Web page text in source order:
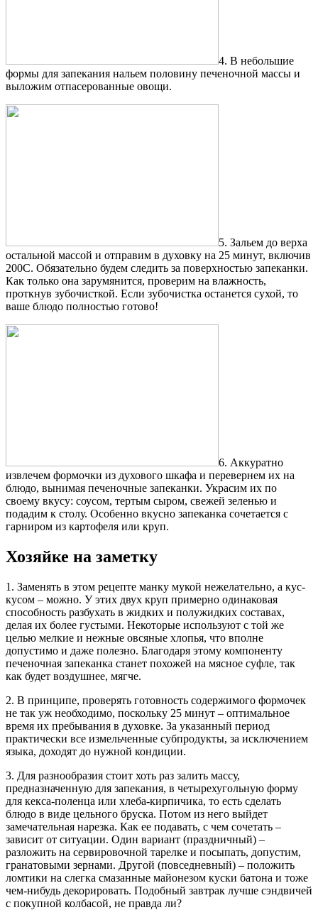
4. В небольшие
формы для запекания нальем половину печеночной массы и
выложим отпасерованные овощи.
5. Зальем до верха
остальной массой и отправим в духовку на 25 минут, включив
200С. Обязательно будем следить за поверхностью запеканки.
Как только она зарумянится, проверим на влажность,
проткнув зубочисткой. Если зубочистка останется сухой, то
ваше блюдо полностью готово!
6. Аккуратно
извлечем формочки из духового шкафа и перевернем их на
блюдо, вынимая печеночные запеканки. Украсим их по
своему вкусу: соусом, тертым сыром, свежей зеленью и
подадим к столу. Особенно вкусно запеканка сочетается с
гарниром из картофеля или круп.
Хозяйке на заметку
1. Заменять в этом рецепте манку мукой нежелательно, а кус-
кусом – можно. У этих двух круп примерно одинаковая
способность разбухать в жидких и полужидких составах,
делая их более густыми. Некоторые используют с той же
целью мелкие и нежные овсяные хлопья, что вполне
допустимо и даже полезно. Благодаря этому компоненту
печеночная запеканка станет похожей на мясное суфле, так
как будет воздушнее, мягче.
2. В принципе, проверять готовность содержимого формочек
не так уж необходимо, поскольку 25 минут – оптимальное
время их пребывания в духовке. За указанный период
практически все измельченные субпродукты, за исключением
языка, доходят до нужной кондиции.
3. Для разнообразия стоит хоть раз залить массу,
предназначенную для запекания, в четырехугольную форму
для кекса-поленца или хлеба-кирпичика, то есть сделать
блюдо в виде цельного бруска. Потом из него выйдет
замечательная нарезка. Как ее подавать, с чем сочетать –
зависит от ситуации. Один вариант (праздничный) –
разложить на сервировочной тарелке и посыпать, допустим,
гранатовыми зернами. Другой (повседневный) – положить
ломтики на слегка смазанные майонезом куски батона и тоже
чем-нибудь декорировать. Подобный завтрак лучше сэндвичей
с покупной колбасой, не правда ли?